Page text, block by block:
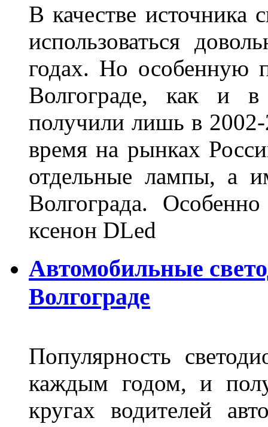
В качестве источника
использоваться
годах. Но особенную
Волгограде, как и
получили лишь в
время на рынках
отдельные лампы, а
Волгограда.
ксенон DLed
Автомобильные
Волгограде
Популярность
каждым годом, и
кругах водителей